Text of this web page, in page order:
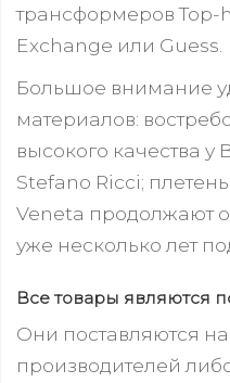
трансформеров Top-
Exchange или Guess.
Большое внимание
материалов:
высокого качества
Stefano Ricci;
Veneta продолжают
уже несколько лет
Все товары являются
Они поставляются
производителей